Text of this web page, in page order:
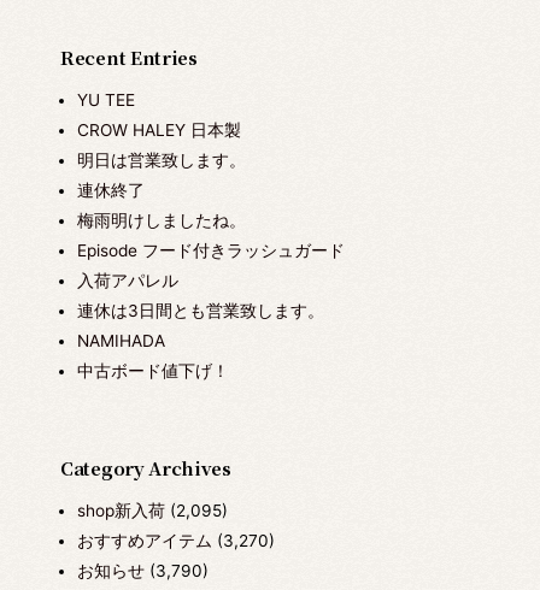
Recent Entries
YU TEE
CROW HALEY 日本製
明日は営業致します。
連休終了
梅雨明けしましたね。
Episode フード付きラッシュガード
入荷アパレル
連休は3日間とも営業致します。
NAMIHADA
中古ボード値下げ！
Category Archives
shop新入荷(2,095)
おすすめアイテム (3,270)
お知らせ(3,790)